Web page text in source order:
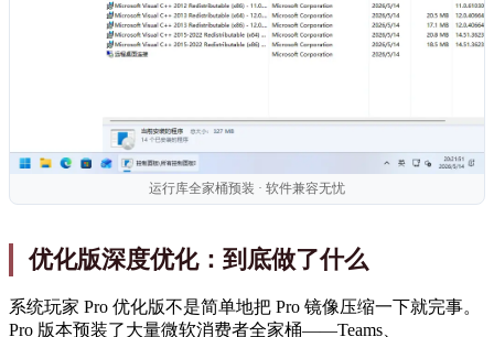
运行库全家桶预装 · 软件兼容无忧
优化版深度优化：到底做了什么
系统玩家 Pro 优化版不是简单地把 Pro 镜像压缩一下就完事。
Pro 版本预装了大量微软消费者全家桶——Teams、